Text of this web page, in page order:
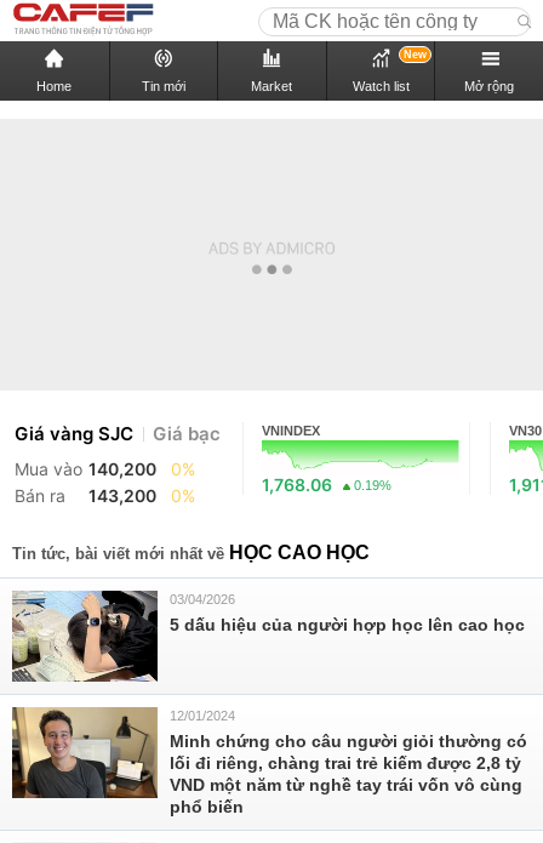
Home Tin mới Market Watch list
New
Mở rộng
Giá vàng SJC Giá bạc
Mua vào 140,200
0%
Bán ra
143,200 0%
VNINDEX
1,768.06 0.19%
VN30
Tin tức, bài viết mới nhất về HỌC CAO HỌC
03/04/2026
5 dấu hiệu của người hợp học lên cao học
12/01/2024
Minh chứng cho câu người giỏi thường có
lối đi riêng, chàng trai trẻ kiếm được 2,8 tỷ
VND một năm từ nghề tay trái vốn vô cùng
phổ biến